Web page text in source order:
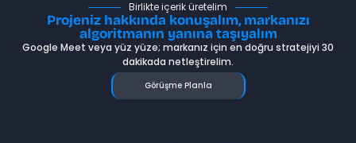
Birlikte içerik üretelim
Projeniz hakkında konuşalım, markanızı
algoritmanın yanına taşıyalım
Google Meet veya yüz yüze; markanız için en doğru stratejiyi 30
dakikada netleştirelim.
Görüşme Planla